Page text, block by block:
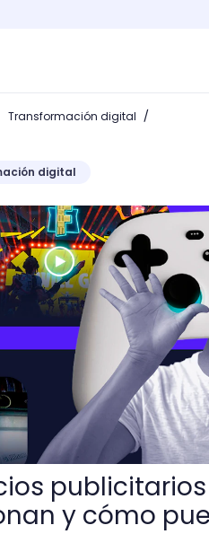
Transformación digital /
digital
de videojuegos:
y cómo